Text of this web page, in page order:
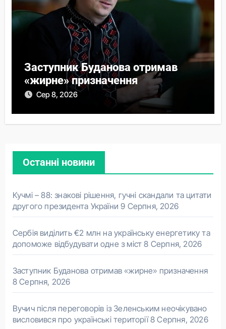
Заступник Буданова отримав
«жирне» призначення
Сер 8, 2026
Останні новини
Кучмі – 88: знакові рішення, гучні скандали та цитати
другого президента України 9 Серпня, 2026
Сербія виділить €2 млн на українську енергетику та
допоможе відбудувати одне з міст 8 Серпня, 2026
Заступник Буданова отримав «жирне» призначення
8 Серпня, 2026
Вучич після переговорів із Зеленським неочікувано
висловився про українські території 8 Серпня, 2026